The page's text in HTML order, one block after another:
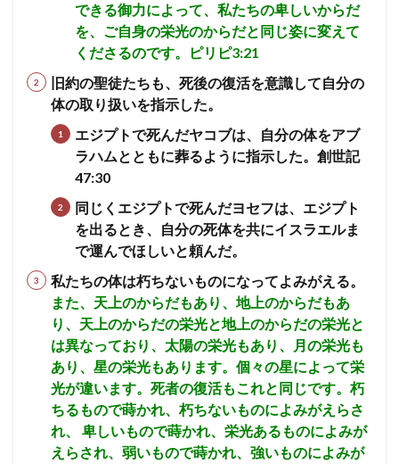
できる御力によって、私たちの卑しいからだ
を、ご自身の栄光のからだと同じ姿に変えて
くださるのです。ピリピ3:21
旧約の聖徒たちも、死後の復活を意識して自分の
体の取り扱いを指示した。
エジプトで死んだヤコブは、自分の体をアブ
ラハムとともに葬るように指示した。創世記
47:30
同じくエジプトで死んだヨセフは、エジプト
を出るとき、自分の死体を共にイスラエルま
で運んでほしいと頼んだ。
私たちの体は朽ちないものになってよみがえる。
また、天上のからだもあり、地上のからだもあ
り、天上のからだの栄光と地上のからだの栄光と
は異なっており、太陽の栄光もあり、月の栄光も
あり、星の栄光もあります。個々の星によって栄
光が違います。死者の復活もこれと同じです。朽
ちるもので蒔かれ、朽ちないものによみがえらさ
れ、 卑しいもので蒔かれ、栄光あるものによみが
えらされ、弱いもので蒔かれ、強いものによみが